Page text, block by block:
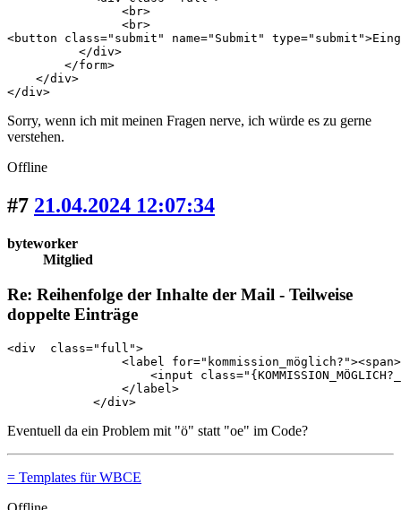
Sorry, wenn ich mit meinen Fragen nerve, ich würde es zu gerne
verstehen.
Offline
#7 21.04.2024 12:07:34
byteworker
Mitglied
Re: Reihenfolge der Inhalte der Mail - Teilweise
doppelte Einträge
<div  class="full">
<label
<input
                </label>
            </div>
Eventuell da ein Problem mit "ö" statt "oe" im Code?
= Templates für WBCE